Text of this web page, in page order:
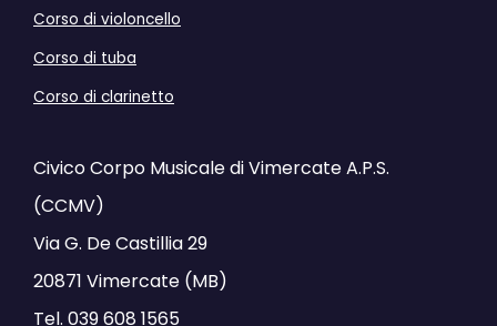
Corso di violoncello
Corso di tuba
Corso di clarinetto
Civico Corpo Musicale di Vimercate A.P.S.
(CCMV)
Via G. De Castillia 29
20871 Vimercate (MB)
Tel. 039 608 1565